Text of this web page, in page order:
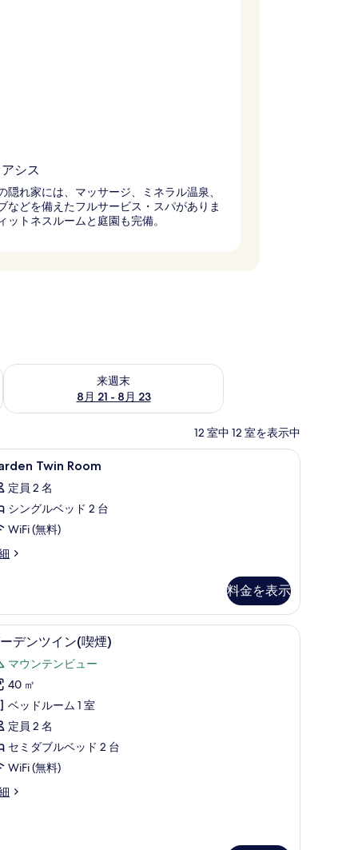
シス
隠れ家には、マッサージ、ミネラル温泉、
などを備えたフルサービス・スパがありま
ットネスルームと庭園も完備。
ク
来週末
8月 21 - 8月 23
来週末 8月 21 - 8月 23 の空室状況をチェック
12 室中 12 室を表示中
スク、遮光カーテン
34 Twin Room
定員 2 名
シングルベッド 2 台
WiFi (無料)
料金を表示
スク、遮光カーテン ミニバー、セーフティボックス (室内)、デス
11デンツイン(喫煙)
マウンテンビュー
40 ㎡
ベッドルーム 1 室
定員 2 名
セミダブルベッド 2 台
WiFi (無料)